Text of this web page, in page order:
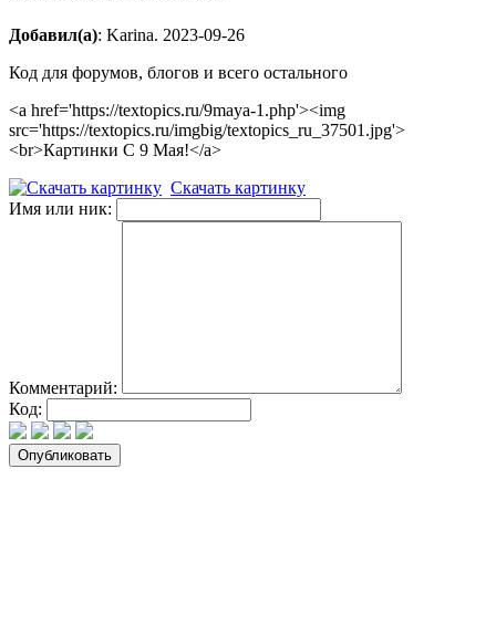
Добавил(а): Karina. 2023-09-26
Код для форумов, блогов и всего остального
<a href='https://textopics.ru/9maya-1.php'><img
src='https://textopics.ru/imgbig/textopics_ru_37501.jpg'>
<br>Картинки С 9 Мая!</a>
Скачать картинку
Имя или ник:
Комментарий:
Код: